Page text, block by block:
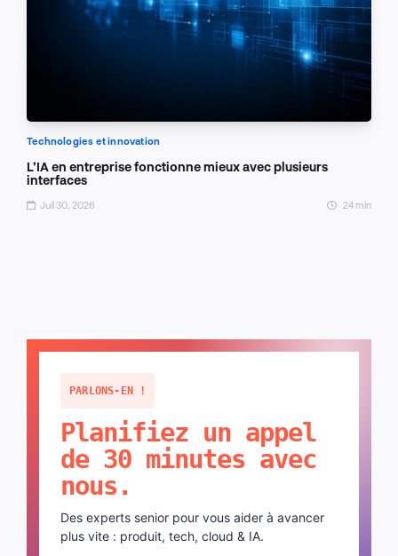
Technologies et innovation
L’IA en entreprise fonctionne mieux avec plusieurs
interfaces
Juil 30, 2026 24 min
PARLONS-EN !
Planifiez un appel
de 30 minutes avec
nous.
Des experts senior pour vous aider à avancer
plus vite : produit, tech, cloud & IA.